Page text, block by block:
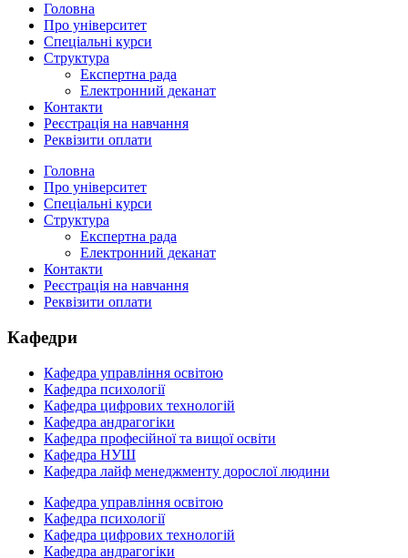
Головна
Про університет
Спеціальні курси
Структура
Експертна рада
Електронний деканат
Контакти
Реєстрація на навчання
Реквізити оплати
Головна
Про університет
Спеціальні курси
Структура
Експертна рада
Електронний деканат
Контакти
Реєстрація на навчання
Реквізити оплати
Кафедри
Кафедра управління освітою
Кафедра психології
Кафедра цифрових технологій
Кафедра андрагогіки
Кафедра професійної та вищої освіти
Кафедра НУШ
Кафедра лайф менеджменту дорослої людини
Кафедра управління освітою
Кафедра психології
Кафедра цифрових технологій
Кафедра андрагогіки